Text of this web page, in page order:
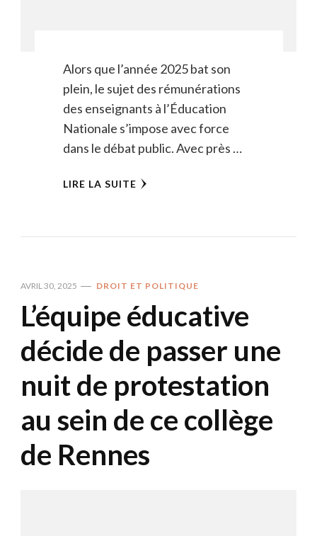
Alors que l’année 2025 bat son
plein, le sujet des rémunérations
des enseignants à l’Éducation
Nationale s’impose avec force
dans le débat public. Avec près …
LIRE LA SUITE
AVRIL 30, 2025 DROIT ET POLITIQUE
L’équipe éducative
décide de passer une
nuit de protestation
au sein de ce collège
de Rennes